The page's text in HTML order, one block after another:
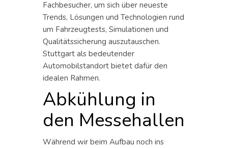
Fachbesucher, um sich über neueste
Trends, Lösungen und Technologien rund
um Fahrzeugtests, Simulationen und
Qualitätssicherung auszutauschen.
Stuttgart als bedeutender
Automobilstandort bietet dafür den
idealen Rahmen.
Abkühlung in
den Messehallen
Während wir beim Aufbau noch ins